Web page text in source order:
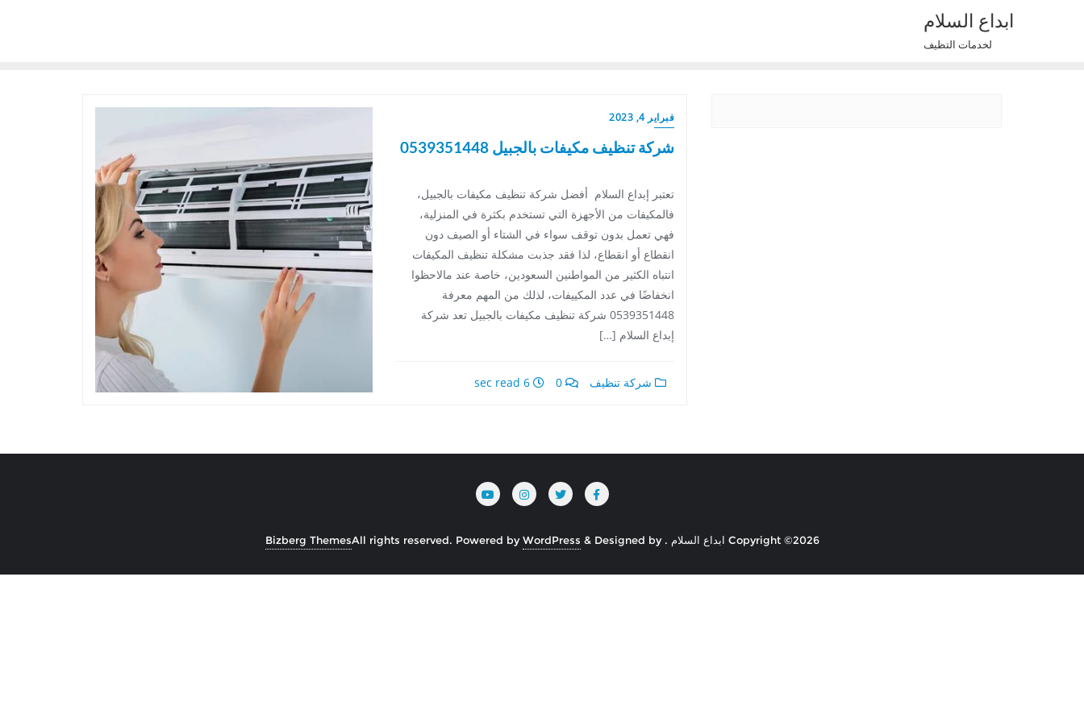
ابداع السلام
لخدمات التظيف
فبراير 4, 2023
شركة تنظيف مكيفات بالجبيل 0539351448
تعتبر إبداع السلام أفضل شركة تنظيف مكيفات بالجبيل،
فالمكيفات من الأجهزة التي تستخدم بكثرة في المنزلية،
فهي تعمل بدون توقف سواء في الشتاء أو الصيف دون
انقطاع أو انقطاع، لذا فقد جذبت مشكلة تنظيف المكيفات
انتباه الكثير من المواطنين السعودين، خاصة عند مالاحظوا
انخفاضًا في عدد المكييفات، لذلك من المهم معرفة
0539351448 شركة تنظيف مكيفات بالجبيل تعد شركة
إبداع السلام […]
شركة تنظيف
Copyright ©2026 ابداع السلام . All rights reserved. Powered byWordPress & Designed by
Bizberg Themes